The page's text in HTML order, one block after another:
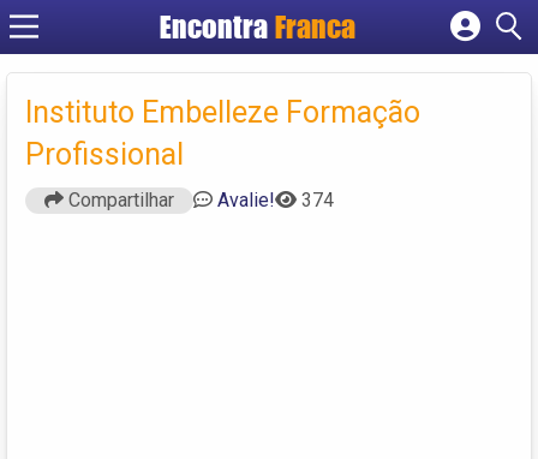
Encontra Franca
Cadastrar empresa
Criar conta
Instituto Embelleze Formação
Profissional
Compartilhar Avalie! 374